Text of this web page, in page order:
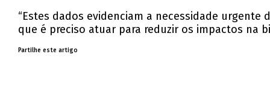
“Estes dados evidenciam a necessidade
que é preciso atuar para reduzir os impactos na
Partilhe este artigo